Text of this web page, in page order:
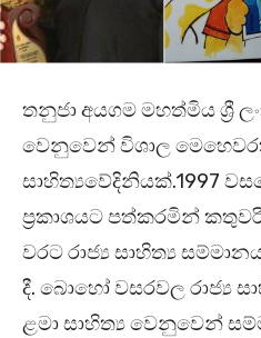
තනුජා අයගම මහත්මිය ශ්‍රී
වෙනුවෙන් විශාල
සාහිත්‍යවේදිනියක්.1997
ප්‍රකාශයට පත්කරමින්
වරට රාජ්‍ය සාහිත්‍ය
දී. බොහෝ වසරවල රාජ්‍ය
ළමා සාහිත්‍ය වෙනුවෙන්